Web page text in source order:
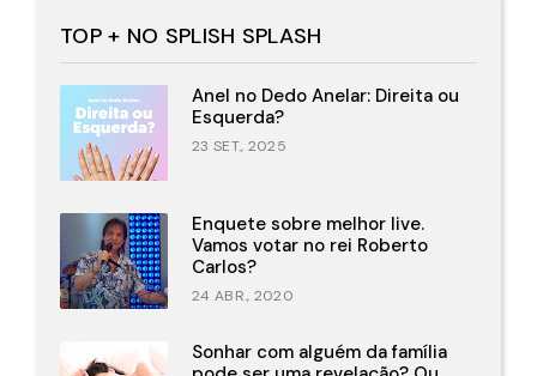
TOP + NO SPLISH SPLASH
Anel no Dedo Anelar: Direita ou
Esquerda?
23 SET., 2025
Enquete sobre melhor live.
Vamos votar no rei Roberto
Carlos?
24 ABR., 2020
Sonhar com alguém da família